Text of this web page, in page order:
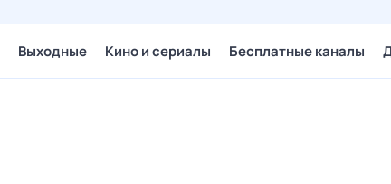
Выходные Кино и сериалы Бесплатные каналы